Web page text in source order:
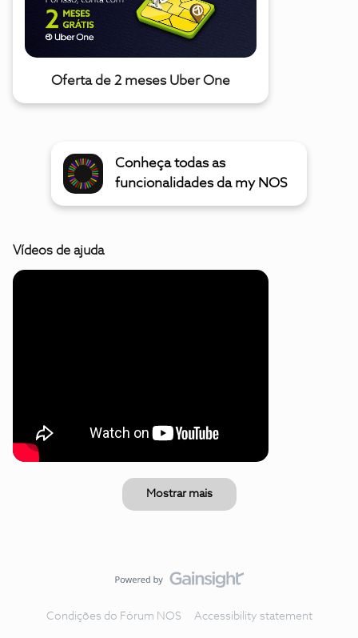
Oferta de 2 meses Uber One
Conheça todas as
funcionalidades da my NOS
Vídeos de ajuda
Mostrar mais
Condições do Fórum NOS Accessibility statement